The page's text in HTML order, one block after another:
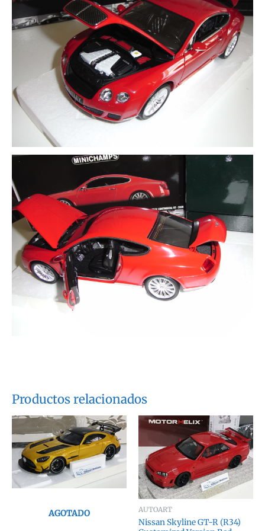
Productos relacionados
AGOTADO AUTOART
Nissan Skyline GT-R (R34)